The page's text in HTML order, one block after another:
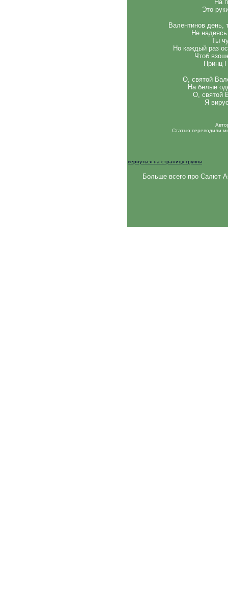
На
Это
Валентинов день,
Не
Ты
Но каждый раз
Чтоб
Принц
О, святой
На белые
О, святой
Я
Статью переводили
вернуться на страницу группы
Больше всего про Салют